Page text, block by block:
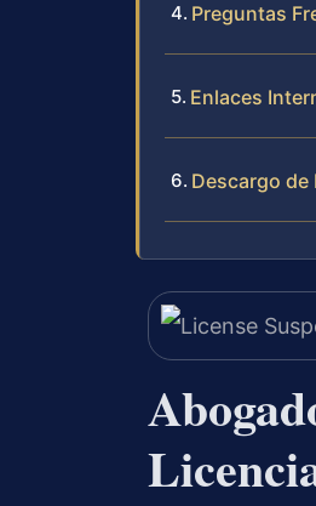
Preguntas
Enlaces
Descargo de